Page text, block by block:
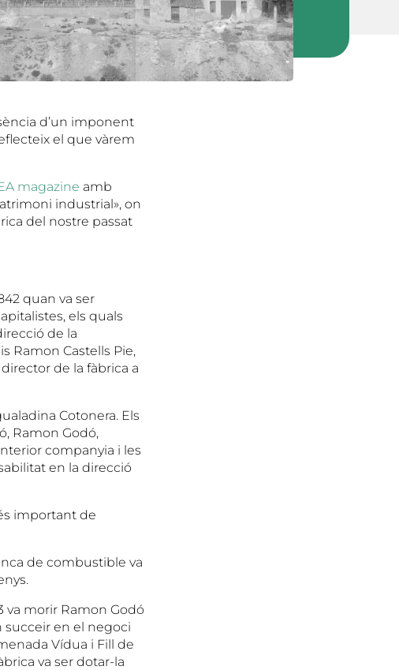
d’un imponent
el que vàrem
magazine amb
industrial», on
del nostre passat
quan va ser
els quals
de la
Ramon Castells Pie,
de la fàbrica a
Cotonera. Els
Ramon Godó,
companyia i les
en la direcció
important de
de combustible va
va morir Ramon Godó
succeir en el negoci
Vídua i Fill de
va ser dotar-la